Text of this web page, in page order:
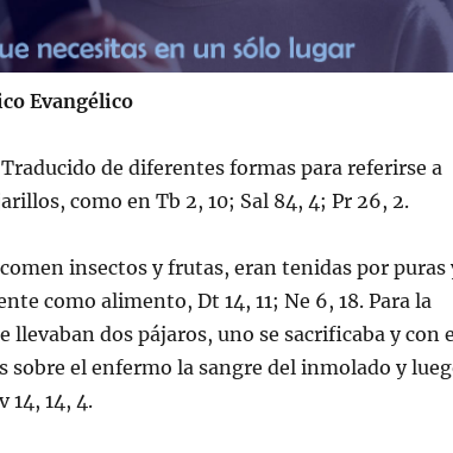
Evangélico
de diferentes formas para referirse a
como en Tb 2, 10; Sal 84, 4; Pr 26, 2.
insectos y frutas, eran tenidas por puras
como alimento, Dt 14, 11; Ne 6, 18. Para la
llevaban dos pájaros, uno se sacrificaba y con
sobre el enfermo la sangre del inmolado y
14, 14, 4.